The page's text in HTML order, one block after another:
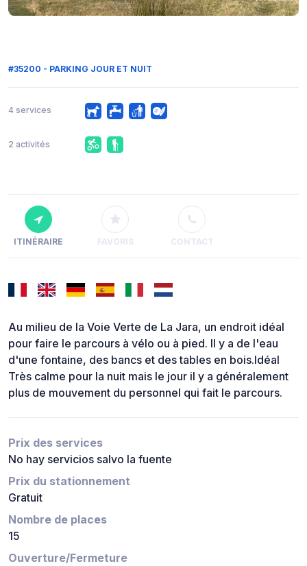
#35200 - PARKING JOUR ET NUIT
4 services
2 activités
ITINÉRAIRE FAVORIS CONTACT
Au milieu de la Voie Verte de La Jara, un endroit idéal
pour faire le parcours à vélo ou à pied. Il y a de l'eau
d'une fontaine, des bancs et des tables en bois.Idéal
Très calme pour la nuit mais le jour il y a généralement
plus de mouvement du personnel qui fait le parcours.
Prix des services
No hay servicios salvo la fuente
Prix du stationnement
Gratuit
Nombre de places
15
Ouverture/Fermeture